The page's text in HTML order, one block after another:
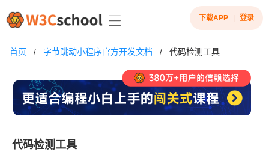
下载APP 登录
首页 / 字节跳动小程序官方开发文档 / 代码检测工具
代码检测工具